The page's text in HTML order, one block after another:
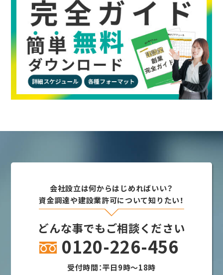
会社設立は何からはじめればいい？
資金調達や建設業許可について知りたい！
どんな事でもご相談ください
0120-226-456
受付時間：平日9時～18時